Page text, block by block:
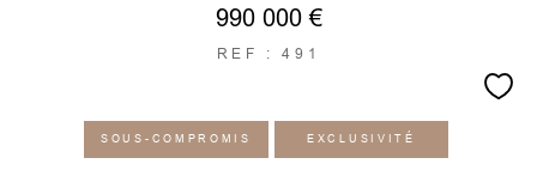
990 000 €
REF : 491
SOUS-COMPROMIS EXCLUSIVITÉ